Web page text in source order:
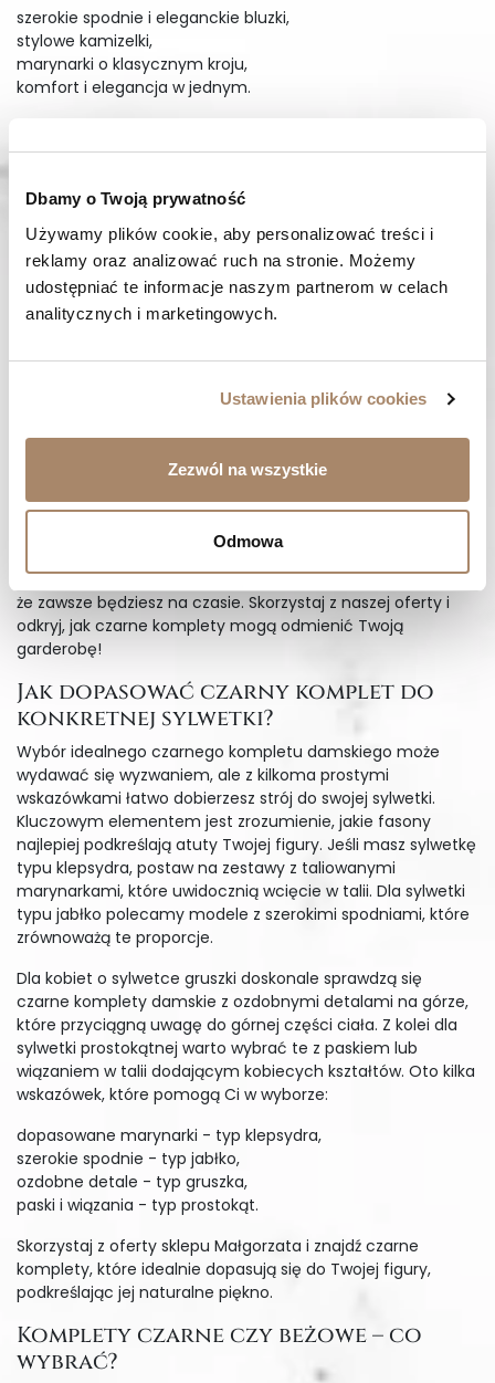
Dbamy o Twoją prywatność
Używamy plików cookie, aby personalizować treści i
reklamy oraz analizować ruch na stronie. Możemy
udostępniać te informacje naszym partnerom w celach
analitycznych i marketingowych.
Ustawienia plików cookies
Zezwól na wszystkie
Odmowa
szerokie spodnie i eleganckie bluzki,
stylowe kamizelki,
marynarki o klasycznym kroju,
komfort i elegancja w jednym.
kompletami damskimi
Czarne komplety damskie z naszego sklepu to synonim
wyjątkowego stylu i klasy. Doskonale sprawdzają się
zarówno podczas formalnych, jak i nieformalnych wyjść,
dzięki czemu z łatwością dostosujesz je do każdej okazji.
Nasze zestawy łączą w sobie najnowsze trendy z
ponadczasową elegancją, co pozwala Ci czuć się pewnie i
stylowo bez względu na sytuację. Wybierając czarne
Dzięki starannie dobranym materiałom i precyzyjnemu
krojowi nasze czarne komplety damskie podkreślają Twoje
Znakomicie sprawdzą się podczas ważnych spotkań,
eleganckich kolacji czy spontanicznych wyjść z przyjaciółmi
były zgodne z najnowszymi trendami, co daje Ci pewność,
że zawsze będziesz na czasie. Skorzystaj z naszej oferty i
odkryj, jak czarne komplety mogą odmienić Twoją
garderobę!
Jak dopasować czarny komplet do
konkretnej sylwetki?
Wybór idealnego czarnego kompletu damskiego może
wydawać się wyzwaniem, ale z kilkoma prostymi
wskazówkami łatwo dobierzesz strój do swojej sylwetki.
Kluczowym elementem jest zrozumienie, jakie fasony
najlepiej podkreślają atuty Twojej figury. Jeśli masz sylwetkę
typu klepsydra, postaw na zestawy z taliowanymi
marynarkami, które uwidocznią wcięcie w talii. Dla sylwetki
typu jabłko polecamy modele z szerokimi spodniami, które
zrównoważą te proporcje.
Dla kobiet o sylwetce gruszki doskonale sprawdzą się
czarne komplety damskie z ozdobnymi detalami na górze,
które przyciągną uwagę do górnej części ciała. Z kolei dla
sylwetki prostokątnej warto wybrać te z paskiem lub
wiązaniem w talii dodającym kobiecych kształtów. Oto kilka
wskazówek, które pomogą Ci w wyborze:
dopasowane marynarki - typ klepsydra,
szerokie spodnie - typ jabłko,
ozdobne detale - typ gruszka,
paski i wiązania - typ prostokąt.
Skorzystaj z oferty sklepu Małgorzata i znajdź czarne
komplety, które idealnie dopasują się do Twojej figury,
podkreślając jej naturalne piękno.
Komplety czarne czy beżowe – co
wybrać?